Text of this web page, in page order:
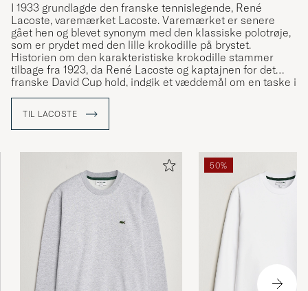
I 1933 grundlagde den franske tennislegende, René
Lacoste, varemærket Lacoste. Varemærket er senere
gået hen og blevet synonym med den klassiske polotrøje,
som er prydet med den lille krokodille på brystet.
Historien om den karakteristiske krokodille stammer
tilbage fra 1923, da René Lacoste og kaptajnen for det
franske David Cup hold, indgik et væddemål om en taske i
alligatorskind. Væddemålet fik så meget medieomtale, at
hurtig til at udnytte. K
broderet på René Lacostes blazer, som han havde på når
polotrøjer, at logoet for alvor er blevet kendt.
TIL LACOSTE
50%